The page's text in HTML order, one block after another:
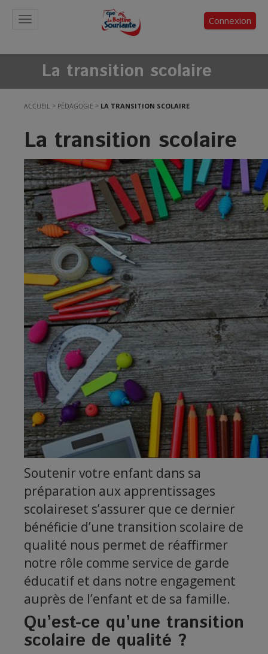
Toggle
Connexion
La transition scolaire
ACCUEIL > PÉDAGOGIE > LA TRANSITION SCOLAIRE
La transition scolaire
Soutenir votre enfant dans sa
préparation aux apprentissages
scolaireset s’assurer que ce dernier
bénéficie d’une transition scolaire de
qualité nous permet de réaffirmer
notre rôle comme service de garde
éducatif et dans notre engagement
auprès de l’enfant et de sa famille.
Qu’est-ce qu’une transition
scolaire de qualité ?